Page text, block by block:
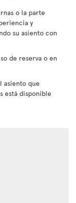
o la parte
y
su asiento con
de reserva o en
asiento que
está disponible